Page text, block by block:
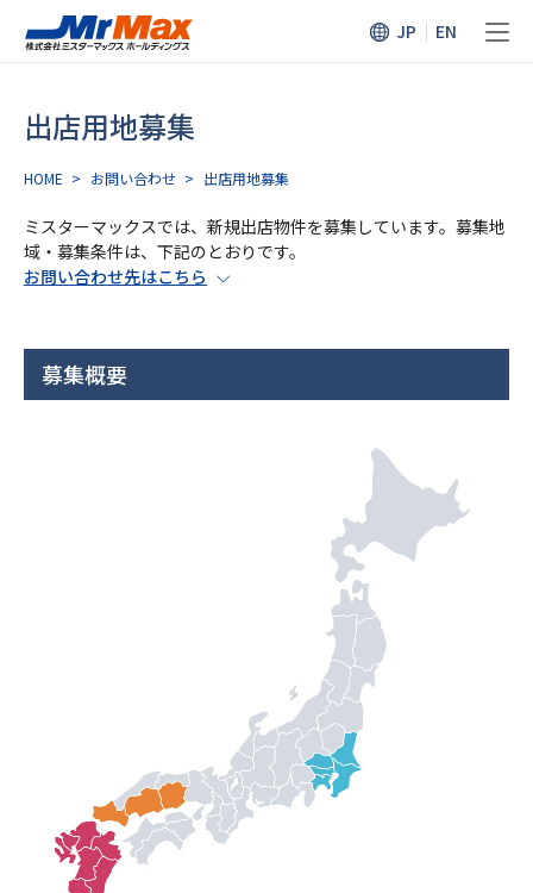
JP EN
出店用地募集
HOME > お問い合わせ > 出店用地募集
ミスターマックスでは、新規出店物件を募集しています。 募集地
域・募集条件は、下記のとおりです。
お問い合わせ先はこちら
募集概要